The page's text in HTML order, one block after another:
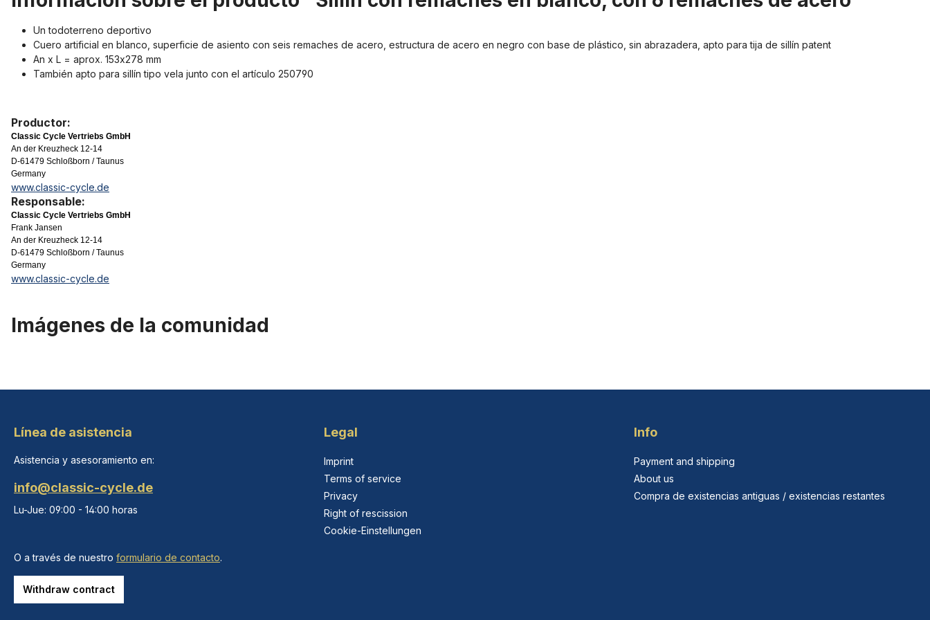
Un todoterreno deportivo
Cuero artificial en blanco, superficie de asiento con seis remaches de acero, estructura de acero en negro con base de plástico, sin abrazadera, apto para tija de sillín patent
An x L = aprox. 153x278 mm
También apto para sillín tipo vela junto con el artículo 250790
Productor:
Classic Cycle Vertriebs GmbH
An der Kreuzheck 12-14
D-61479 Schloßborn / Taunus
Germany
www.classic-cycle.de
Responsable:
Classic Cycle Vertriebs GmbH
Frank Jansen
An der Kreuzheck 12-14
D-61479 Schloßborn / Taunus
Germany
www.classic-cycle.de
Imágenes de la comunidad
Línea de asistencia
Asistencia y asesoramiento en:
info@classic-cycle.de
Lu-Jue: 09:00 - 14:00 horas
O a través de nuestro formulario de contacto.
Withdraw contract
Legal
Imprint
Terms of service
Privacy
Right of rescission
Cookie-Einstellungen
Info
Payment and shipping
About us
Compra de existencias antiguas / existencias restantes